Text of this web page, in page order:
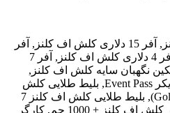
آفر 1 دلاری کلش اف کلنز, آفر 15 دلاری کلش اف کلنز, آفر
2 دلاری کلش اف کلنز, آفر 4 دلاری کلش اف کلنز, آفر 7
نگهبان سایه کلش اف کلنز,
بلیط رویداد سوپر وال بریکر Event Pass, بلیط طلایی کلش
اف کلنز ۳ دلاری (Gold Pass), بلیط طلایی کلش اف کلنز 7
دلاری (Gold Pass), کارگر کلش اف کلنز + 1000 جم, کارگر